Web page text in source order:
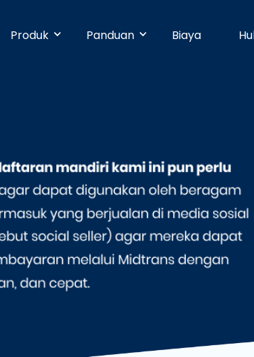
businesses
yang mudah digunakan,
dapat dikelola dengan mudah.
ke banyak rekening dapat
Produk
dengan mudah.
Manajemen Promo
Buat promosi dan tingkatkan
dengan mudah tanpa pengaturan
Panduan
Partner
Blog
Biaya